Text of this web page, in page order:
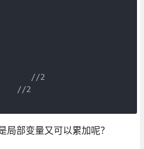
//2
//2
局部变量又可以累加呢？